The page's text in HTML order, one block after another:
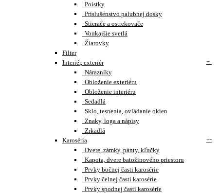
Poistky
Príslušenstvo palubnej dosky
Stierače a ostrekovače
Vonkajšie svetlá
Žiarovky
Filter
Interiér, exteriér
+-
Nárazníky
Obloženie exteriéru
Obloženie interiéru
Sedadlá
Sklo, tesnenia, ovládanie okien
Znaky, loga a nápisy
Zrkadlá
Karoséria
+-
Dvere, zámky, pánty, kľučky
Kapota, dvere batožinového priestoru
Prvky bočnej časti karosérie
Prvky čelnej časti karosérie
Prvky spodnej časti karosérie